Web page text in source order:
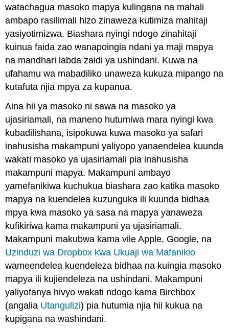
watachagua masoko mapya kulingana na mahali
ambapo rasilimali hizo zinaweza kutimiza mahitaji
yasiyotimizwa. Biashara nyingi ndogo zinahitaji
kuinua faida zao wanapoingia ndani ya maji mapya
na mandhari labda zaidi ya ushindani. Kuwa na
ufahamu wa mabadiliko unaweza kukuza mipango na
kutafuta njia mpya za kupanua.
Aina hii ya masoko ni sawa na masoko ya
ujasiriamali, na maneno hutumiwa mara nyingi kwa
kubadilishana, isipokuwa kuwa masoko ya safari
inahusisha makampuni yaliyopo yanaendelea kuunda
wakati masoko ya ujasiriamali pia inahusisha
makampuni mapya. Makampuni ambayo
yamefanikiwa kuchukua biashara zao katika masoko
mapya na kuendelea kuzunguka ili kuunda bidhaa
mpya kwa masoko ya sasa na mapya yanaweza
kufikiriwa kama makampuni ya ujasiriamali.
Makampuni makubwa kama vile Apple, Google, na
Uzinduzi wa Dropbox kwa Ukuaji wa Mafanikio
wameendelea kuendeleza bidhaa na kuingia masoko
mapya ili kujiendeleza na ushindani. Makampuni
yaliyofanya hivyo wakati ndogo kama Birchbox
(angalia Utangulizi) pia hutumia njia hii kukua na
kupigana na washindani.